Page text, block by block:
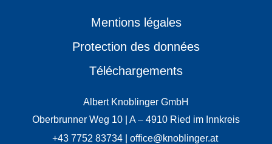
Mentions légales
Protection des données
Téléchargements
Albert Knoblinger GmbH
Oberbrunner Weg 10 | A – 4910 Ried im Innkreis
+43 7752 83734 | office@knoblinger.at